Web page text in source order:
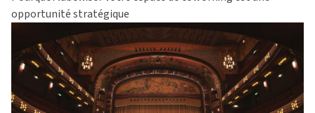
opportunité stratégique